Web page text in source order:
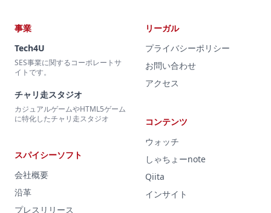
事業
Tech4U
SES事業に関するコーポレートサ
イトです。
チャリ走スタジオ
カジュアルゲームやHTML5ゲーム
に特化したチャリ走スタジオ
スパイシーソフト
会社概要
沿革
プレスリリース
リーガル
プライバシーポリシー
お問い合わせ
アクセス
コンテンツ
ウォッチ
しゃちょーnote
Qiita
インサイト